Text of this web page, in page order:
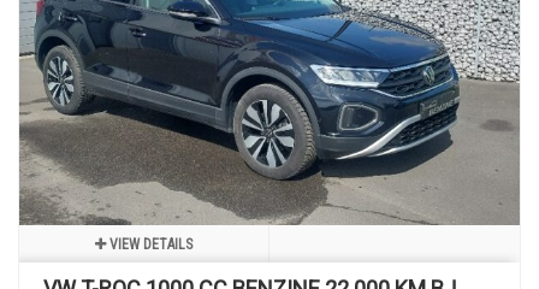
VIEW DETAILS